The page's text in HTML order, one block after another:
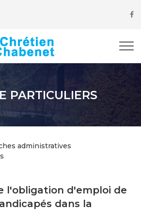
PARTICULIERS
administratives
l'obligation d'emploi de
dans la